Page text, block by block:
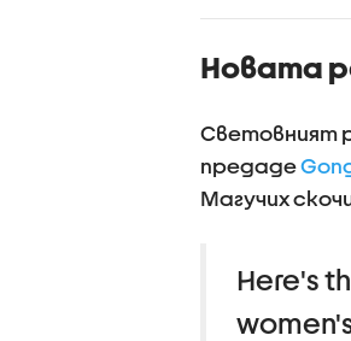
Новата
Световният
предаде
Магучих
Here's